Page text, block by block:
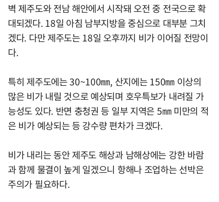
벽 제주도와 전남 해안에서 시작돼 오전 중 전국으로 확
대되겠다. 18일 아침 남부지방을 중심으로 대부분 그치
겠다. 다만 제주도는 18일 오후까지 비가 이어질 전망이
다.
특히 제주도에는 30~100㎜, 산지에는 150㎜ 이상의
많은 비가 내릴 것으로 예상되며 호우특보가 내려질 가
능성도 있다. 반면 충청권 등 일부 지역은 5㎜ 미만의 적
은 비가 예상되는 등 강수량 편차가 크겠다.
비가 내리는 동안 제주도 해상과 남해상에는 강한 바람
과 함께 물결이 높게 일겠으니 항해나 조업하는 선박은
주의가 필요하다.